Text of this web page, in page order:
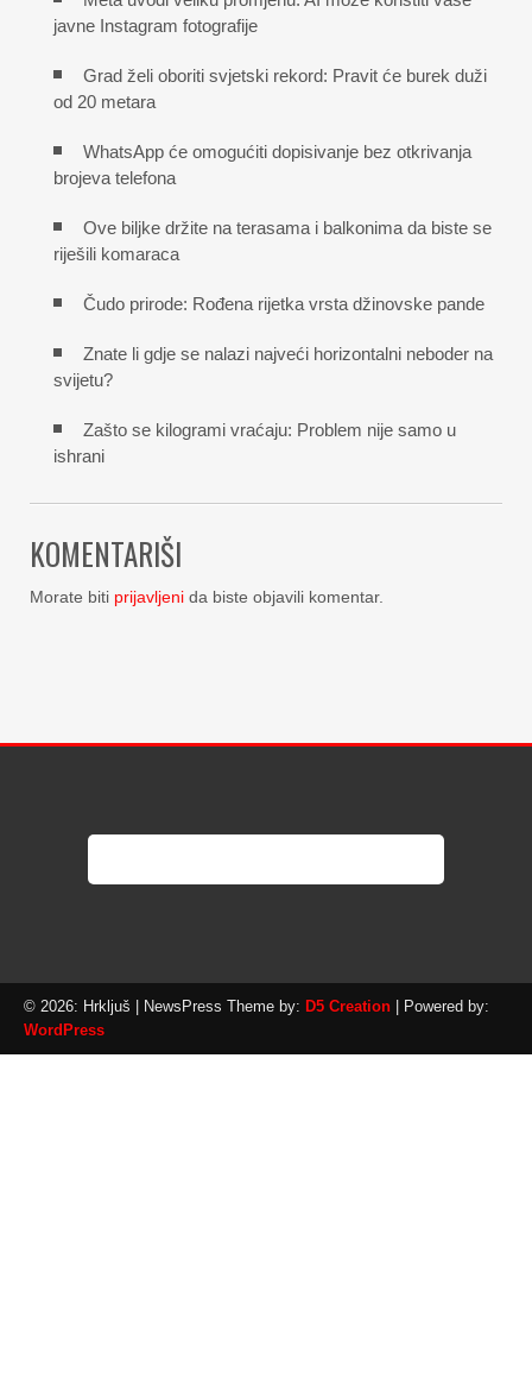
javne Instagram fotografije
Grad želi oboriti svjetski rekord: Pravit će burek duži
od 20 metara
WhatsApp će omogućiti dopisivanje bez otkrivanja
brojeva telefona
Ove biljke držite na terasama i balkonima da biste se
riješili komaraca
Čudo prirode: Rođena rijetka vrsta džinovske pande
Znate li gdje se nalazi najveći horizontalni neboder na
svijetu?
Zašto se kilogrami vraćaju: Problem nije samo u
ishrani
KOMENTARIŠI
Morate biti prijavljeni da biste objavili komentar.
© 2026: Hrkljuš | NewsPress Theme by: D5 Creation | Powered by:
WordPress